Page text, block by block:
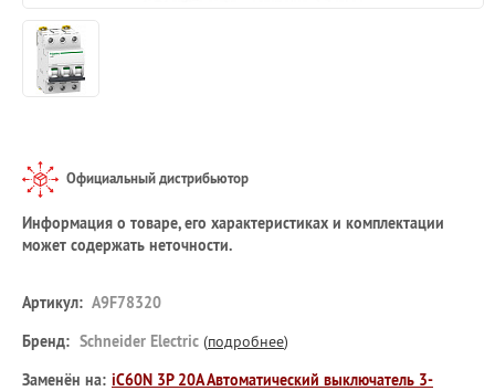
Официальный дистрибьютор
Информация о товаре, его характеристиках и комплектации
может содержать неточности.
Артикул: A9F78320
Бренд: Schneider Electric (подробнее)
Заменён на: iC60N 3P 20А Автоматический выключатель 3-